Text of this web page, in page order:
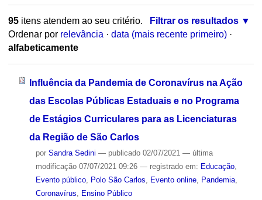
95itens atendem ao seu critério.
Filtrar os resultados
Ordenar por relevância · data (mais recente primeiro) ·
alfabeticamente
Influência da Pandemia de Coronavírus na Ação
das Escolas Públicas Estaduais e no Programa
de Estágios Curriculares para as Licenciaturas
da Região de São Carlos
por Sandra Sedini — publicado02/07/2021 — última
modificação07/07/2021 09:26 — registrado em: Educação,
Evento público, Polo São Carlos Evento online, Pandemia,
Coronavírus
Ensino Público